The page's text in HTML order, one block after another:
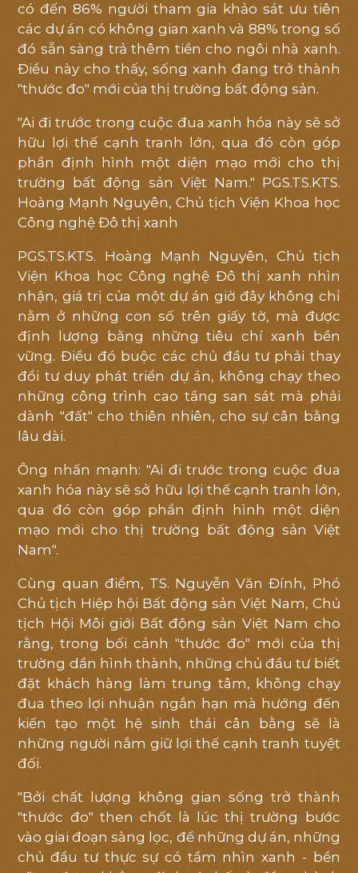
có đến 86% người tham gia khảo sát ưu tiên
các dự án có không gian xanh và 88% trong số
đó sẵn sàng trả thêm tiền cho ngôi nhà xanh.
Điều này cho thấy, sống xanh đang trở thành
"thước đo" mới của thị trường bất động sản.
"Ai đi trước trong cuộc đua xanh hóa này sẽ sở
hữu lợi thế cạnh tranh lớn, qua đó còn góp
phần định hình một diện mạo mới cho thị
trường bất động sản Việt Nam." PGS.TS.KTS.
Hoàng Mạnh Nguyên, Chủ tịch Viện Khoa học
Công nghệ Đô thị xanh
PGS.TS.KTS. Hoàng Mạnh Nguyên, Chủ tịch
Viện Khoa học Công nghệ Đô thị xanh nhìn
nhận, giá trị của một dự án giờ đây không chỉ
nằm ở những con số trên giấy tờ, mà được
định lượng bằng những tiêu chí xanh bền
vững. Điều đó buộc các chủ đầu tư phải thay
đổi tư duy phát triển dự án, không chạy theo
những công trình cao tầng san sát mà phải
dành "đất" cho thiên nhiên, cho sự cân bằng
lâu dài.
Ông nhấn mạnh: "Ai đi trước trong cuộc đua
xanh hóa này sẽ sở hữu lợi thế cạnh tranh lớn,
qua đó còn góp phần định hình một diện
mạo mới cho thị trường bất động sản Việt
Nam".
Cùng quan điểm, TS. Nguyễn Văn Đính, Phó
Chủ tịch Hiệp hội Bất động sản Việt Nam, Chủ
tịch Hội Môi giới Bất động sản Việt Nam cho
rằng, trong bối cảnh "thước đo" mới của thị
trường dần hình thành, những chủ đầu tư biết
đặt khách hàng làm trung tâm, không chạy
đua theo lợi nhuận ngắn hạn mà hướng đến
kiến tạo một hệ sinh thái cân bằng sẽ là
những người nắm giữ lợi thế cạnh tranh tuyệt
đối.
"Bởi chất lượng không gian sống trở thành
"thước đo" then chốt là lúc thị trường bước
vào giai đoạn sàng lọc, để những dự án, những
chủ đầu tư thực sự có tầm nhìn xanh - bền